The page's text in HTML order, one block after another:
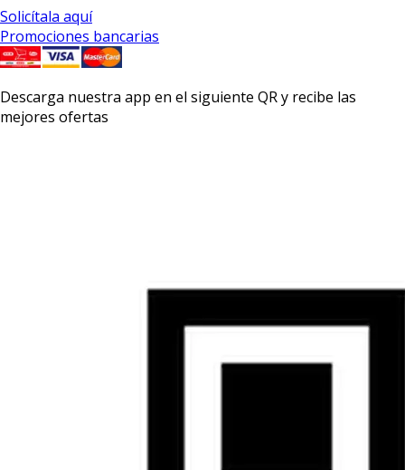
Solicítala aquí
Promociones bancarias
Descarga nuestra app en el siguiente QR y recibe las
mejores ofertas